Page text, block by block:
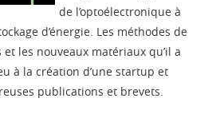
de l’optoélectronique à
d’énergie. Les méthodes de
les nouveaux matériaux qu’il a
à la création d’une startup et
publications et brevets.